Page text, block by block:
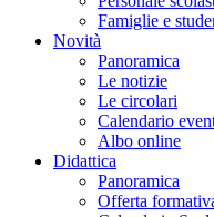
Famiglie e
Novità
Panoramica
Le notizie
Le circolari
Calendario
Albo online
Didattica
Panoramica
Offerta